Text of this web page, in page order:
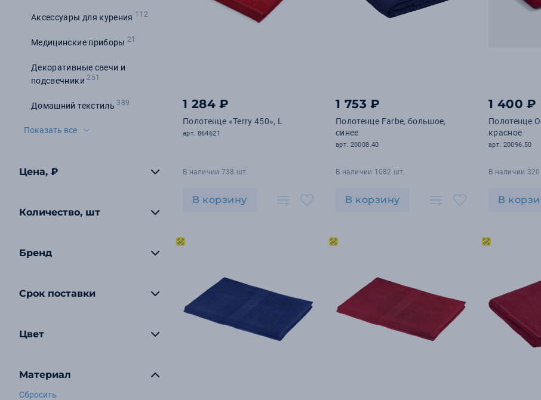
Аксессуары для курения 112
Медицинские приборы 21
Декоративные свечи и
подсвечники251
Домашний текстиль 389
Показать все
Цена, ₽
Количество, шт
Бренд
Срок поставки
Цвет
Материал
Сбросить
1 284 ₽
Полотенце «Terry 450», L
арт. 864621
В наличии 738 шт.
В корзину
1 753 ₽
Полотенце Farbe, большое,
синее
арт. 20008.40
В наличии 1082 шт.
В корзину
1 400 ₽
Полотенце
красное
арт. 20096.50
В наличии
В